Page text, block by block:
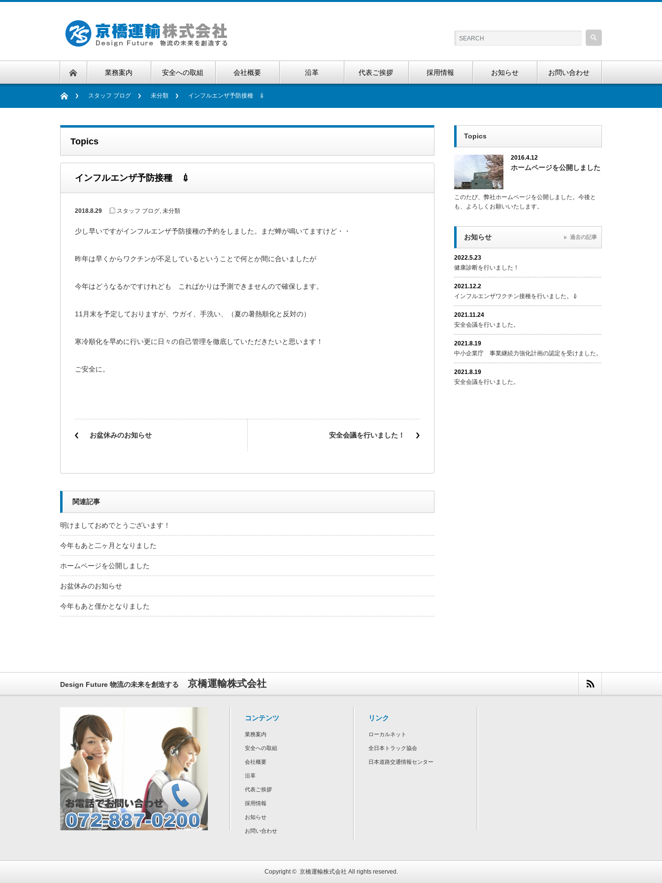
業務案内 安全への取組 会社概要 沿革 代表ご挨拶 採用情報 お知らせ お問い合わせ
スタッフ ブログ 未分類 インフルエンザ予防接種 💉
Topics
インフルエンザ予防接種 💉
2018.8.29 スタッフ ブログ, 未分類
少し早いですがインフルエンザ予防接種の予約をしました。まだ蝉が鳴いてますけど・・
昨年は早くからワクチンが不足しているということで何とか間に合いましたが
今年はどうなるかですけれども こればかりは予測できませんので確保します。
11月末を予定しておりますが、ウガイ、手洗い、（夏の暑熱順化と反対の）
寒冷順化を早めに行い更に日々の自己管理を徹底していただきたいと思います！
ご安全に。
お盆休みのお知らせ 安全会議を行いました！
関連記事
明けましておめでとうございます！
今年もあと二ヶ月となりました
ホームページを公開しました
お盆休みのお知らせ
今年もあと僅かとなりました
Topics
2016.4.12
ホームページを公開しました
このたび、弊社ホームページを公開しました。今後と
も、よろしくお願いいたします。
お知らせ
2022.5.23
健康診断を行いました！
2021.12.2
インフルエンザワクチン接種を行いました。💉
2021.11.24
安全会議を行いました。
2021.8.19
中小企業庁 事業継続力強化計画の認定を受けました。
2021.8.19
安全会議を行いました。
過去の記事
Design Future 物流の未来を創造する 京橋運輸株式会社
コンテンツ
業務案内
安全への取組
会社概要
沿革
代表ご挨拶
採用情報
お知らせ
お問い合わせ
リンク
ローカルネット
全日本トラック協会
日本道路交通情報センター
Copyright © 京橋運輸株式会社 All rights reserved.